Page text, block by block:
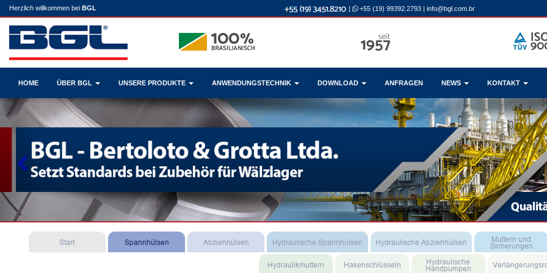
Herzlich willkommen bei BGL | +55 (19) 99392.2793 | info@bgl.com.br
HOME ÜBER BGL UNSERE PRODUKTE ANWENDUNGSTECHNIK DOWNLOAD ANFRAGEN NEWS KONTAKT
Previous